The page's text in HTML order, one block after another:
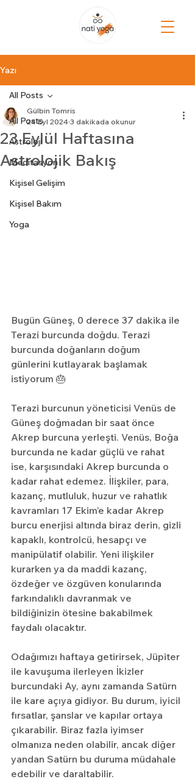
Yazı
All Posts
Astroloji
Meditasyon
Kişisel Gelişim
Kişisel Bakım
Yoga
All Posts
23 Eylül Haftasına
Astrolojik Bakış
Gülbin Tomris
24 Eyl 2024 3 dakikada okunur
Bugün Güneş, 0 derece 37 dakika ile
Terazi burcunda doğdu. Terazi
burcunda doğanların doğum
günlerini kutlayarak başlamak
istiyorum 🎂
Terazi burcunun yöneticisi Venüs de
Güneş doğmadan bir saat önce
Akrep burcuna yerleşti. Venüs, Boğa
burcunda ne kadar güçlü ve rahat
ise, karşısındaki Akrep burcunda o
kadar rahat edemez. İlişkiler, para,
kazanç, mutluluk, huzur ve rahatlık
kavramları 17 Ekim’e kadar Akrep
burcu enerjisi altında biraz derin, gizli
kapaklı, kontrolcü, hesapçı ve
manipülatif olabilir. Yeni ilişkiler
kurarken ya da maddi kazanç,
özdeğer ve özgüven konularında
farkındalıklı davranmak ve
bildiğinizin ötesine bakabilmek
faydalı olacaktır.
Odağımızı haftaya getirirsek, Jüpiter
ile kavuşuma ilerleyen İkizler
burcundaki Ay, aynı zamanda Satürn
ile kare açıya gidiyor. Bu durum, iyicil
fırsatlar, şanslar ve kapılar ortaya
çıkarabilir. Biraz fazla iyimser
olmanıza neden olabilir, ancak diğer
yandan Satürn bu duruma müdahale
edebilir ve daraltabilir.